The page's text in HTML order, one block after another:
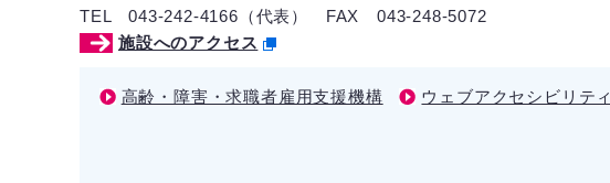
TEL 043-242-4166（代表） FAX 043-248-5072
施設へのアクセス
高齢・障害・求職者雇用支援機構 ウェブアクセシビリティ